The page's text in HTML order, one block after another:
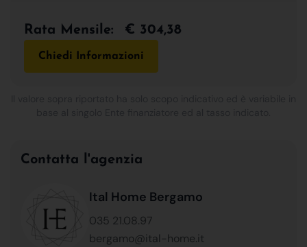
Rata Mensile: € 304,38
Chiedi Informazioni
Contatta l'agenzia
Ital Home Bergamo
035 21.08.97
bergamo@ital-home.it